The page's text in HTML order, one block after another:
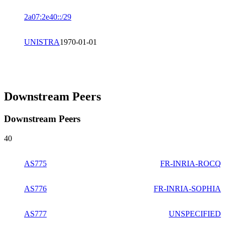
2a07:2e40::/29
UNISTRA1970-01-01
Downstream Peers
Downstream Peers
40
AS775 FR-INRIA-ROCQ
AS776 FR-INRIA-SOPHIA
AS777 UNSPECIFIED